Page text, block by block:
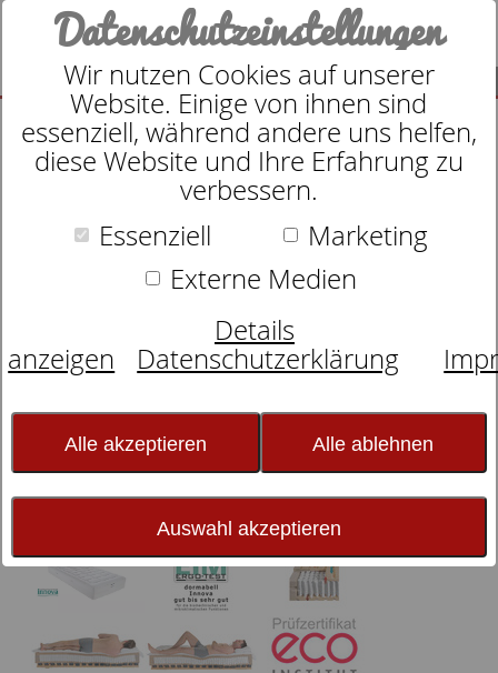
SUCHE
Datenschutzeinstellungen
Wir nutzen Cookies auf unserer
Website. Einige von ihnen sind
essenziell, während andere uns helfen,
diese Website und Ihre Erfahrung zu
verbessern.
Essenziell
Marketing
Externe Medien
Details
anzeigen
Datenschutzerklärung
Alle akzeptieren Alle ablehnen
Auswahl akzeptieren
Taschenfederkernmatratze
dormabell Innova Air T 20